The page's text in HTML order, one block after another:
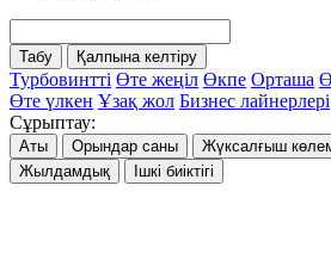
Табу Қалпына келтіру
Турбовинтті Өте жеңіл Өкпе Орташа
Өте үлкен Ұзақ жол Бизнес лайнерлері
Сұрыптау:
Аты Орындар саны Жүксалғыш
Жылдамдық
Ішкі биіктігі